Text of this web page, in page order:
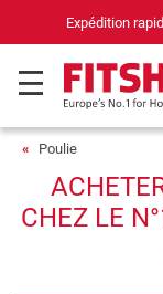
Expédition
Poulie
CHEZ LE